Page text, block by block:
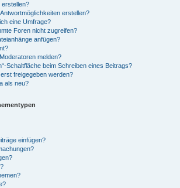
erstellen?
erstellen?
eine Umfrage?
Foren nicht zugreifen?
anfügen?
melden?
Schaltfläche beim Schreiben eines Beitrags?
freigegeben werden?
als neu?
einfügen?